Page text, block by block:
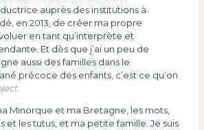
auprès des institutions à
en 2013, de créer ma propre
en tant qu’interprète et
Et dès que j’ai un peu de
aussi des familles dans le
précoce des enfants, c’est ce qu’on
Minorque et ma Bretagne, les mots,
et les tutus, et ma petite famille. Je suis